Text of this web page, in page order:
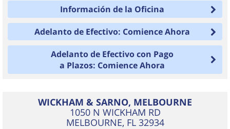
Información de la Oficina
Adelanto de Efectivo: Comience Ahora
Adelanto de Efectivo con Pago
a Plazos: Comience Ahora
WICKHAM & SARNO, MELBOURNE
1050 N WICKHAM RD
MELBOURNE, FL 32934